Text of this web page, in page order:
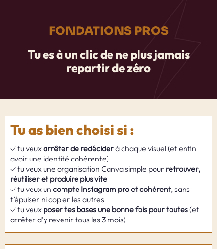
FONDATIONS PROS
Tu es à un clic de ne plus jamais
repartir de zéro
Tu as bien choisi si :
✓ tu veuxarrêter de redéciderà chaque visuel (et enfin
avoir une identité cohérente)
✓ tu veux une organisation Canva simple pour retrouver,
réutiliser et produire plus vite
✓ tu veux un compte Instagram pro et cohérent, sans
t’épuiser ni copier les autres
✓ tu veux poser tes bases une bonne fois pour toutes(et
arrêter d’y revenir tous les 3 mois)